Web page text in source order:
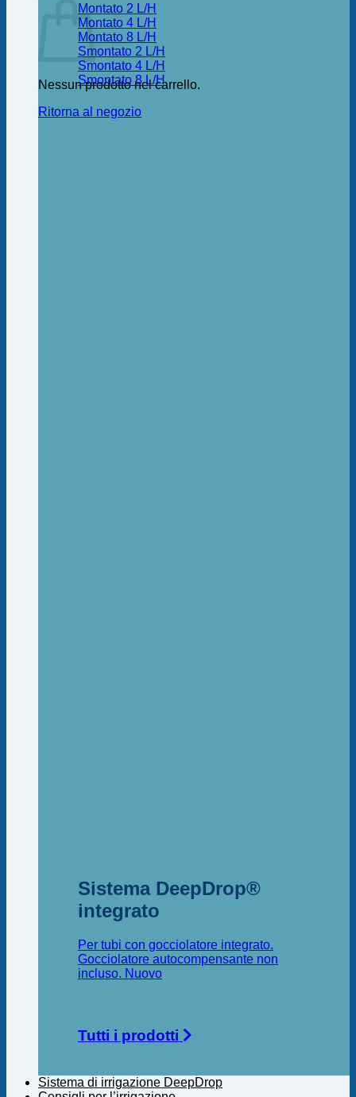
Nessun prodotto nel carrello.
Ritorna al negozio
Montato 2 L/H
Montato 4 L/H
Montato 8 L/H
Smontato 2 L/H
Smontato 4 L/H
Smontato 8 L/H
Sistema DeepDrop®
integrato
Per tubi con gocciolatore integrato.
Gocciolatore autocompensante non
incluso.
Tutti i prodotti
Sistema di irrigazione DeepDrop